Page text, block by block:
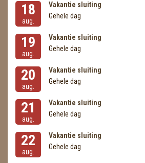
18
aug.
Vakantie sluiting
Gehele dag
19
aug.
Vakantie sluiting
Gehele dag
20
aug.
Vakantie sluiting
Gehele dag
21
aug.
Vakantie sluiting
Gehele dag
22
aug.
Vakantie sluiting
Gehele dag